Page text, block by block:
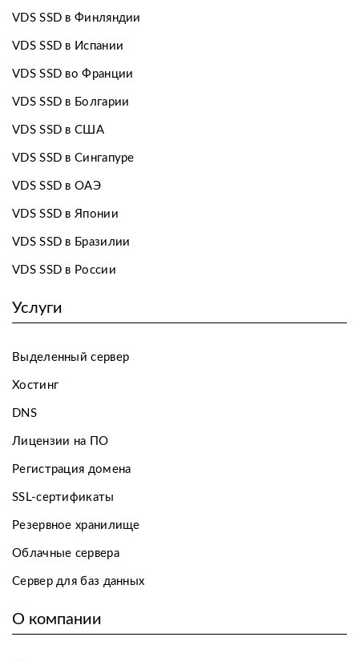
VDS SSD в Финляндии
VDS SSD в Испании
VDS SSD во Франции
VDS SSD в Болгарии
VDS SSD в США
VDS SSD в Сингапуре
VDS SSD в ОАЭ
VDS SSD в Японии
VDS SSD в Бразилии
VDS SSD в России
Услуги
Выделенный сервер
Хостинг
DNS
Лицензии на ПО
Регистрация домена
SSL-сертификаты
Резервное хранилище
Облачные сервера
Сервер для баз данных
О компании